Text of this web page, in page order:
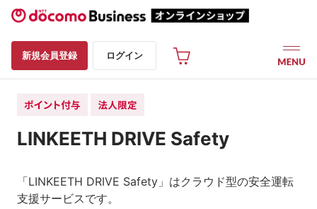
新規会員登録 ログイン
LINKEETH DRIVE Safety
「LINKEETH DRIVE Safety」はクラウド型の安全運転
支援サービスです。